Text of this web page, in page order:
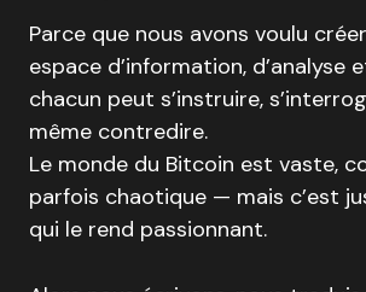
Parce que nous avons voulu
espace d’information, d’analyse
chacun peut s’instruire,
même contredire.
Le monde du Bitcoin est vaste,
parfois chaotique — mais c’est
qui le rend passionnant.